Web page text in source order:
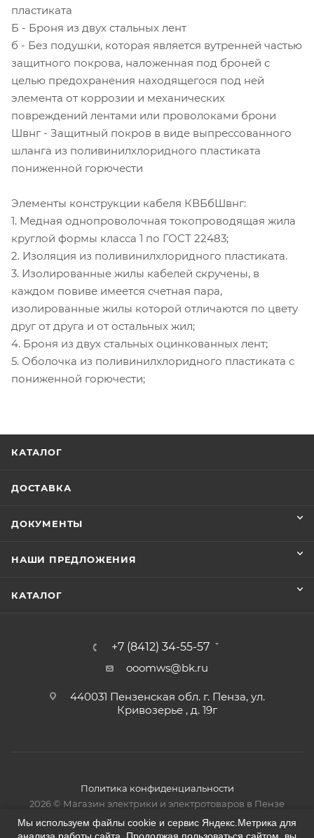
пластиката
Б - Броня из двух стальных лент
б - Без подушки, которая является вутренней частью
защитного покрова, наложенная под броней с
целью предохранения находящегося под ней
элемента от коррозии и механических
повреждений лентами или проволоками брони
Швнг - Защитный покров в виде выпрессованного
шланга из поливинилхлоридного пластиката
пониженной горючести
Элементы конструкции кабеля КВБбШвнг:
1. Медная однопроволочная токопроводящая жила
круглой формы класса 1 по ГОСТ 22483;
2. Изоляция из поливинилхлоридного пластиката.
3. Изолированные жилы кабелей скручены, в
каждом повиве имеется счетная пара,
изолированные жилы которой отличаются по цвету
друг от друга и от остальных жил;
4. Броня из двух стальных оцинкованных лент;
5. Оболочка из поливинилхлоридного пластиката с
пониженной горючести;
КАТАЛОГ
ДОСТАВКА
ДОКУМЕНТЫ
НАШИ ПРЕДЛОЖЕНИЯ
КАТАЛОГ
+7 (8412) 34-55-57
ooomws@bk.ru
440031 Пензенская обл. г. Пенза, ул.
Кривозерье , д. 19г
Политика конфиденциальности
2026 © Магазин электрики и электротоваров в Пензе
Мы используем файлы cookie и сервис Яндекс.Метрика для